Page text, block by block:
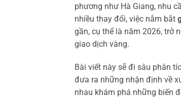
phương như Hà Giang, nhu
nhiều thay đổi, việc nắm bắt
gần, cụ thể là năm 2026, trở
giao dịch vàng.
Bài viết này sẽ đi sâu phân
đưa ra những nhận định về
nhau khám phá những biến